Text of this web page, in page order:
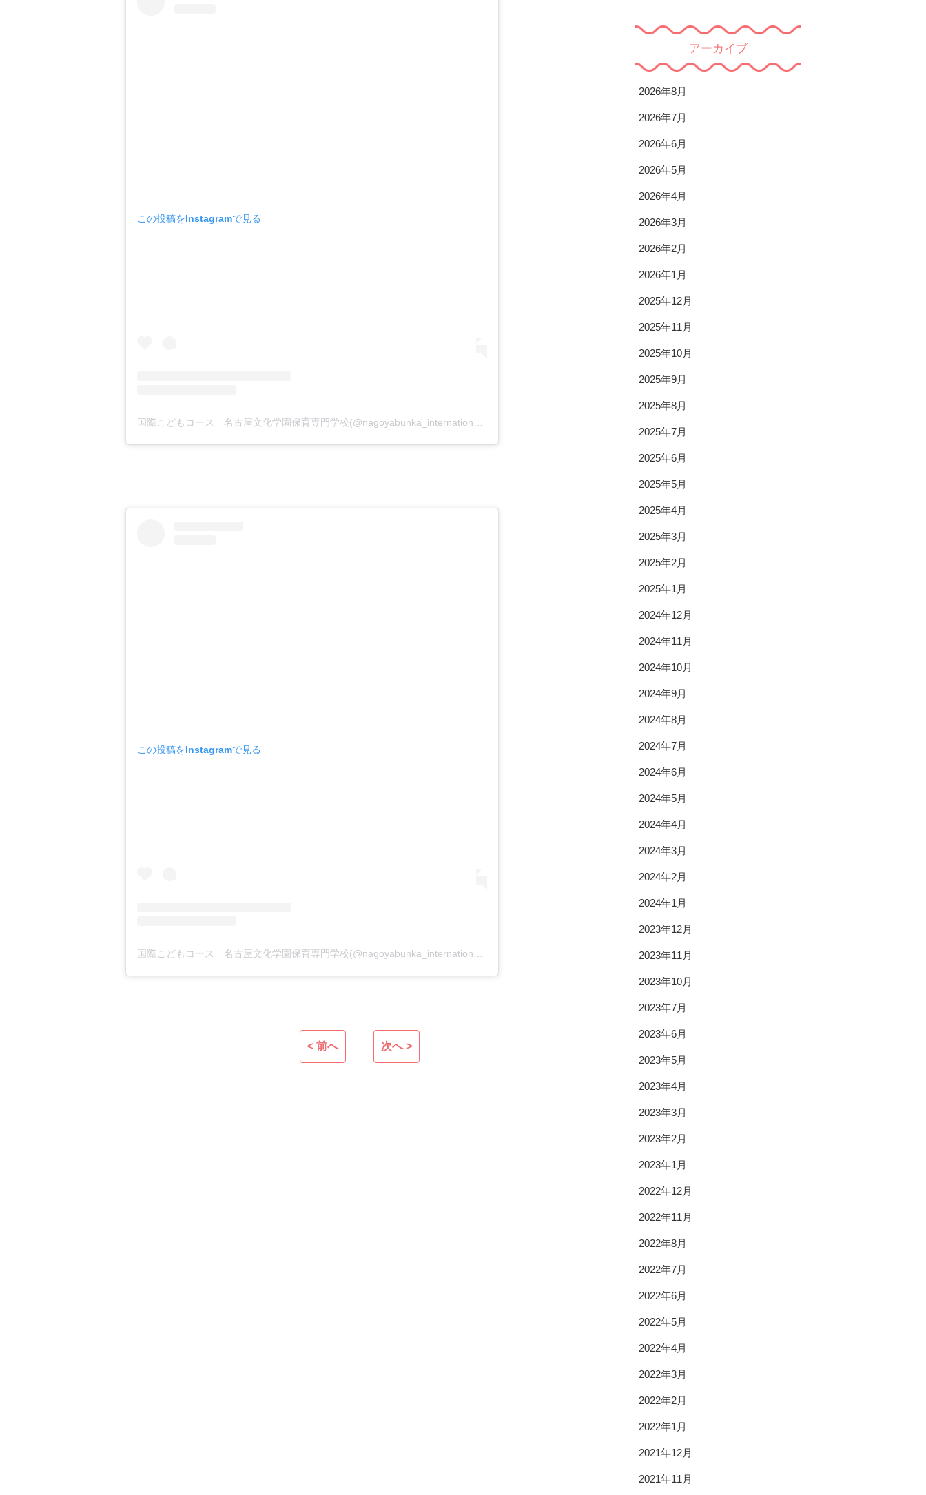
この投稿をInstagramで見る
この投稿をInstagramで見る
< 前へ 次へ >
アーカイブ
2026年8月
2026年7月
2026年6月
2026年5月
2026年4月
2026年3月
2026年2月
2026年1月
2025年12月
2025年11月
2025年10月
2025年9月
2025年8月
2025年7月
2025年6月
2025年5月
2025年4月
2025年3月
2025年2月
2025年1月
2024年12月
2024年11月
2024年10月
2024年9月
2024年8月
2024年7月
2024年6月
2024年5月
2024年4月
2024年3月
2024年2月
2024年1月
2023年12月
2023年11月
2023年10月
2023年7月
2023年6月
2023年5月
2023年4月
2023年3月
2023年2月
2023年1月
2022年12月
2022年11月
2022年8月
2022年7月
2022年6月
2022年5月
2022年4月
2022年3月
2022年2月
2022年1月
2021年12月
2021年11月